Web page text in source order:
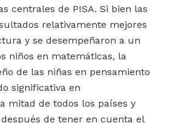
centrales de PISA. Si bien las
relativamente mejores
y se desempeñaron a un
niños en matemáticas, la
de las niñas en pensamiento
significativa en
mitad de todos los países y
de tener en cuenta el